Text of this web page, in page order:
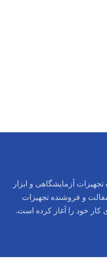
آزمایشگاهی و ابزار
و فروشنده تجهیزات
خود را آغاز کرده است.